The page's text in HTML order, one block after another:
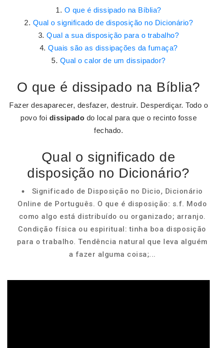
O que é dissipado na Bíblia?
Qual o significado de disposição no Dicionário?
Qual a sua disposição para o trabalho?
Quais são as dissipações da fumaça?
Qual o calor de um dissipador?
O que é dissipado na Bíblia?
Fazer desaparecer, desfazer, destruir. Desperdiçar. Todo o
povo foi dissipado do local para que o recinto fosse
fechado.
Qual o significado de
disposição no Dicionário?
Significado de Disposição no Dicio, Dicionário
Online de Português. O que é disposição: s.f. Modo
como algo está distribuído ou organizado; arranjo.
Condição física ou espiritual: tinha boa disposição
para o trabalho. Tendência natural que leva alguém
a fazer alguma coisa;...